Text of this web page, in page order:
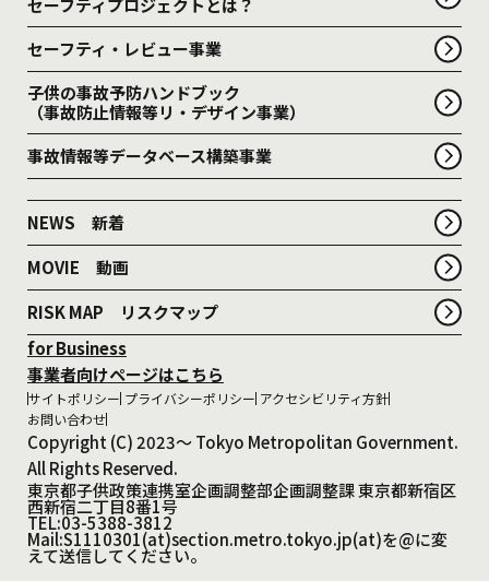
for Business
事業者向けページはこちら
セーフティ・レビュー事業
子供の事故予防ハンドブック
（事故防止情報等リ・デザイン事業）
事故情報等データベース構築事業
NEWS 新着
MOVIE 動画
RISK MAP リスクマップ
サイトポリシー プライバシーポリシー アクセシビリティ方針
お問い合わせ
Copyright (C) 2023～ Tokyo Metropolitan Government.
All Rights Reserved.
東京都子供政策連携室企画調整部企画調整課 東京都新宿区
西新宿二丁目8番1号
TEL:03-5388-3812
Mail:S1110301(at)section.metro.tokyo.jp(at)を@に変
えて送信してください。